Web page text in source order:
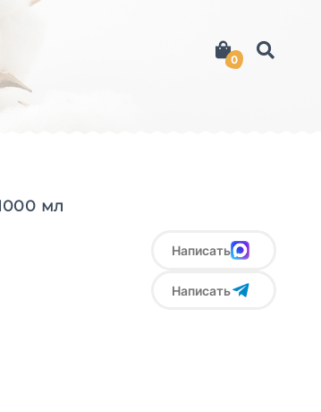
0
мл
Написать
Написать